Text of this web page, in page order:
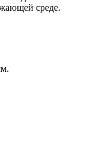
среде.